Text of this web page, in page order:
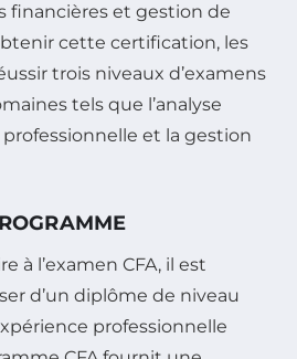
financières et gestion de
cette certification, les
trois niveaux d’examens
tels que l’analyse
et la gestion
à l’examen CFA, il est
d’un diplôme de niveau
professionnelle